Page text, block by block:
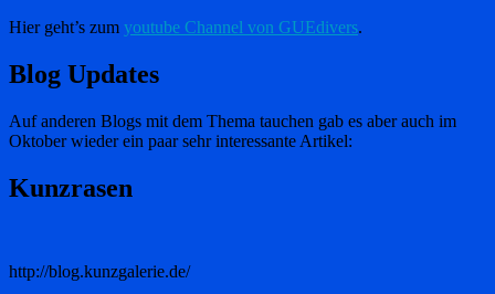
Hier geht’s zum youtube Channel von GUEdivers.
Blog Updates
Auf anderen Blogs mit dem Thema tauchen gab es aber auch im
Oktober wieder ein paar sehr interessante Artikel:
Kunzrasen
http://blog.kunzgalerie.de/